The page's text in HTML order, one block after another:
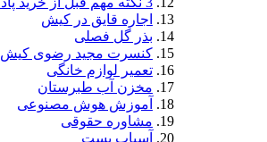
اجاره قایق در کیش
بذر گل فصلی
کنسرت مجید رضوی کیش 22 آبان 1404
تعمیر لوازم خانگی
مخزن آب طبرستان
آموزش هوش مصنوعی
مشاوره حقوقی
آسیاب بست